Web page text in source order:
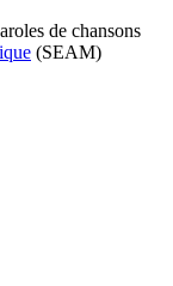
de chansons
(SEAM)